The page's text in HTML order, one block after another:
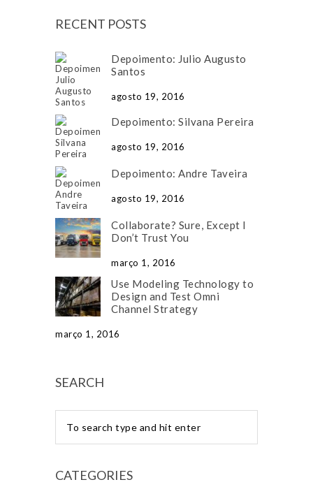
RECENT POSTS
Depoimento: Julio Augusto
Santos
agosto 19, 2016
Depoimento: Silvana Pereira
agosto 19, 2016
Depoimento: Andre Taveira
agosto 19, 2016
Collaborate? Sure, Except I
Don’t Trust You
março 1, 2016
Use Modeling Technology to
Design and Test Omni
Channel Strategy
março 1, 2016
SEARCH
CATEGORIES